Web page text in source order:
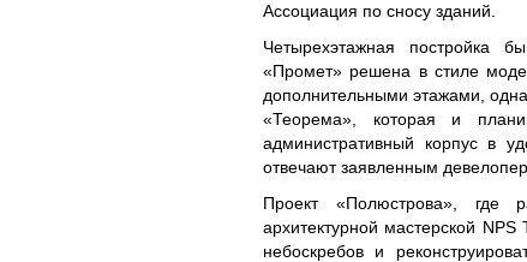
Ассоциация по сносу зданий.
Четырехэтажная постройка
«Промет» решена в стиле
дополнительными этажами,
«Теорема», которая и
административный корпус в
отвечают заявленным
Проект «Полюстрова», где
архитектурной мастерской
небоскребов и